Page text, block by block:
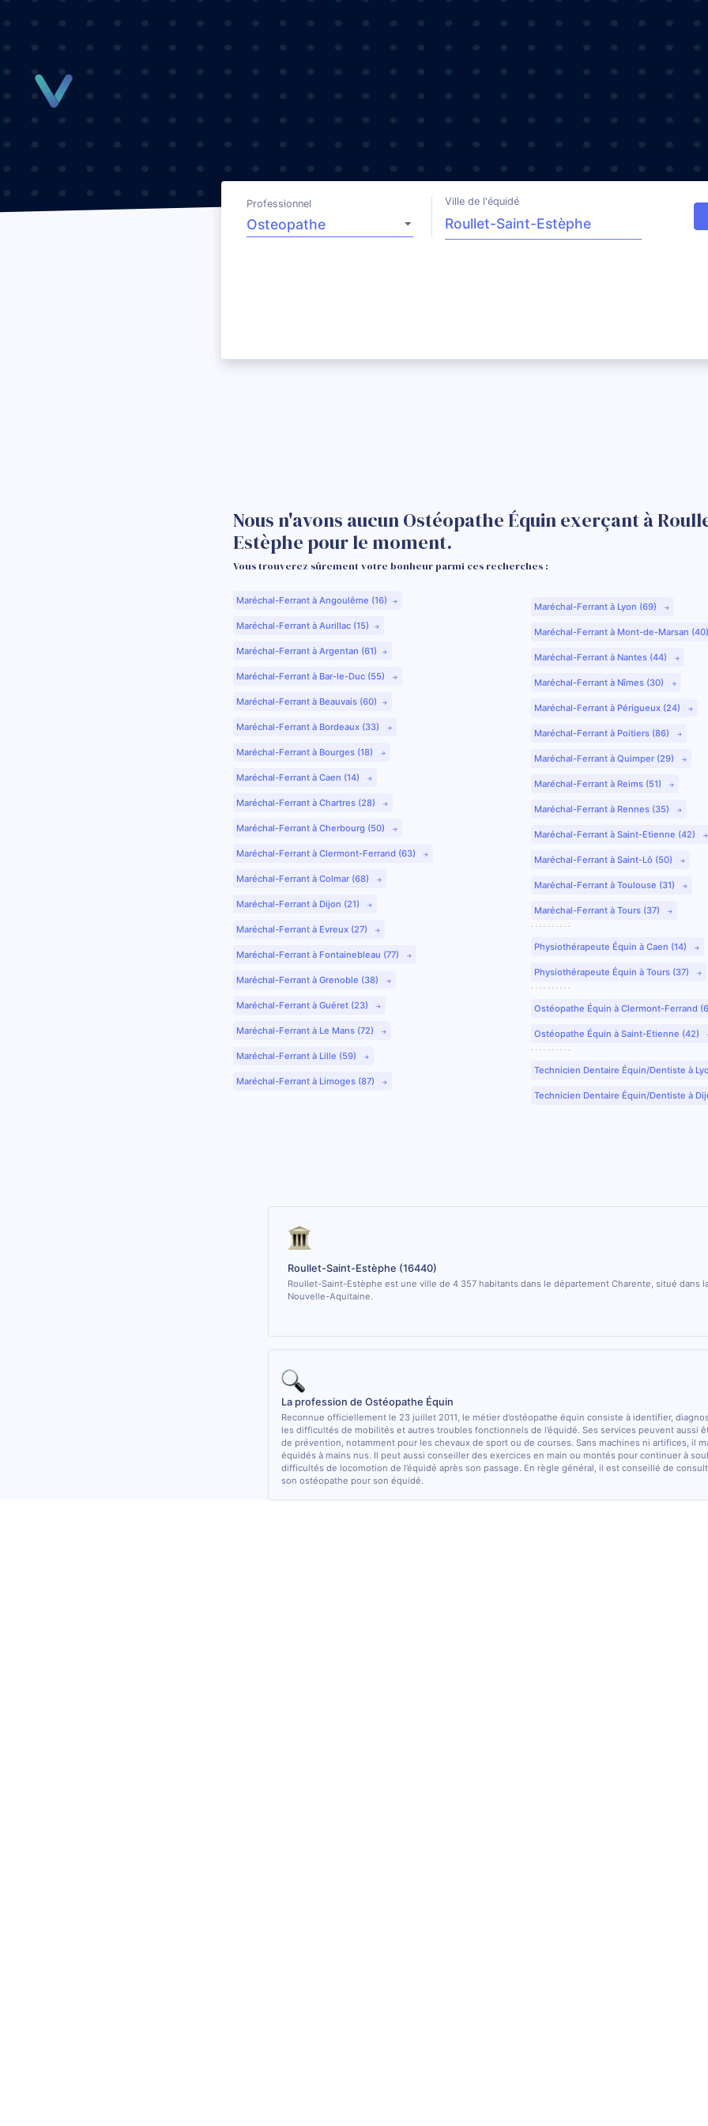
Professionnel Ville de l'équidé
Nous n'avons aucun Ostéopathe Équin exerçant à
Estèphe pour le moment.
Vous trouverez sûrement votre bonheur parmi ces recherches :
Maréchal-Ferrant à Angoulême (16)
Maréchal-Ferrant à Aurillac (15)
Maréchal-Ferrant à Argentan (61)
Maréchal-Ferrant à Bar-le-Duc (55)
Maréchal-Ferrant à Beauvais (60)
Maréchal-Ferrant à Bordeaux (33)
Maréchal-Ferrant à Bourges (18)
Maréchal-Ferrant à Caen (14)
Maréchal-Ferrant à Chartres (28)
Maréchal-Ferrant à Cherbourg (50)
Maréchal-Ferrant à Clermont-Ferrand (63)
Maréchal-Ferrant à Colmar (68)
Maréchal-Ferrant à Dijon (21)
Maréchal-Ferrant à Evreux (27)
Maréchal-Ferrant à Fontainebleau (77)
Maréchal-Ferrant à Grenoble (38)
Maréchal-Ferrant à Guéret (23)
Maréchal-Ferrant à Le Mans (72)
Maréchal-Ferrant à Lille (59)
Maréchal-Ferrant à Limoges (87)
Maréchal-Ferrant à Lyon (69)
Maréchal-Ferrant à Mont-de-Marsan
Maréchal-Ferrant à Nantes (44)
Maréchal-Ferrant à Nîmes (30)
Maréchal-Ferrant à Périgueux (24)
Maréchal-Ferrant à Poitiers (86)
Maréchal-Ferrant à Quimper (29)
Maréchal-Ferrant à Reims (51)
Maréchal-Ferrant à Rennes (35)
Maréchal-Ferrant à Saint-Etienne (42)
Maréchal-Ferrant à Saint-Lô (50)
Maréchal-Ferrant à Toulouse (31)
Maréchal-Ferrant à Tours (37)
Physiothérapeute Équin à Caen (14)
Physiothérapeute Équin à Tours (37)
Ostéopathe Équin à Clermont-Ferrand
Ostéopathe Équin à Saint-Etienne (42)
Technicien Dentaire Équin/Dentiste à
Technicien Dentaire Équin/Dentiste à
Roullet-Saint-Estèphe (16440)
Roullet-Saint-Estèphe est une ville de 4 357 habitants dans le département Charente, situé dans
Nouvelle-Aquitaine.
La profession de Ostéopathe Équin
Reconnue officiellement le 23 juillet 2011, le métier d’ostéopathe équin consiste à identifier,
les difficultés de mobilités et autres troubles fonctionnels de l’équidé. Ses services peuvent aussi
de prévention, notamment pour les chevaux de sport ou de courses. Sans machines ni artifices, il
équidés à mains nus. Il peut aussi conseiller des exercices en main ou montés pour continuer à
difficultés de locomotion de l’équidé après son passage. En règle général, il est conseillé de
son ostéopathe pour son équidé.